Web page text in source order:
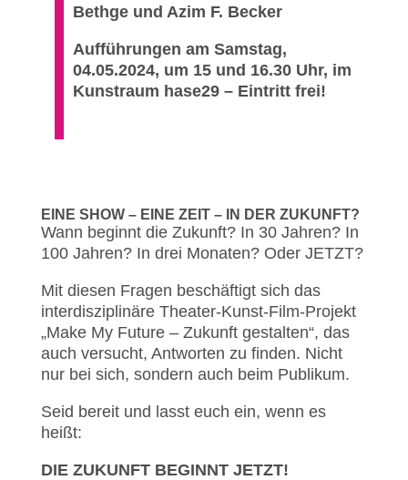
Bethge und Azim F. Becker
Aufführungen am Samstag,
04.05.2024, um 15 und 16.30 Uhr, im
Kunstraum hase29 – Eintritt frei!
EINE SHOW – EINE ZEIT – IN DER ZUKUNFT?
Wann beginnt die Zukunft? In 30 Jahren? In
100 Jahren? In drei Monaten? Oder JETZT?
Mit diesen Fragen beschäftigt sich das
interdisziplinäre Theater-Kunst-Film-Projekt
„Make My Future – Zukunft gestalten“, das
auch versucht, Antworten zu finden. Nicht
nur bei sich, sondern auch beim Publikum.
Seid bereit und lasst euch ein, wenn es
heißt:
DIE ZUKUNFT BEGINNT JETZT!